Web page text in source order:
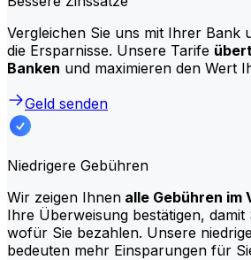
Vergleichen Sie uns mit Ihrer Bank
die Ersparnisse. Unsere Tarife
Banken und maximieren den Wert
Geld senden
Niedrigere Gebühren
Wir zeigen Ihnen alle Gebühren im
Ihre Überweisung bestätigen, damit
wofür Sie bezahlen. Unsere
bedeuten mehr Einsparungen für